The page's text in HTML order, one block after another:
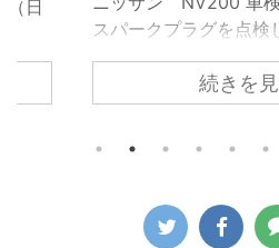
ール
しか
ットで直したがこのま
いのかとのお電話があ
のパンク修理キットは
的に使うものなのでパ
伝えしてご来店いた
しています。 修理剤
続きを